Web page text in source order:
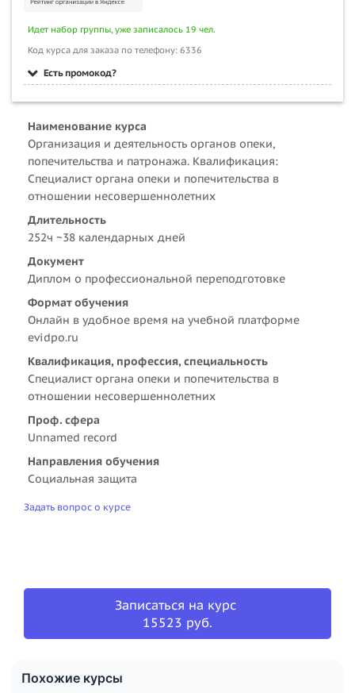
Идет набор группы, уже записалось 19 чел.
Код курса для заказа по телефону: 6336
Есть промокод?
Наименование курса
Организация и деятельность органов опеки,
попечительства и патронажа. Квалификация:
Специалист органа опеки и попечительства в
отношении несовершеннолетних
Длительность
252ч ~38 календарных дней
Документ
Диплом о профессиональной переподготовке
Формат обучения
Онлайн в удобное время на учебной платформе
evidpo.ru
Квалификация, профессия, специальность
Специалист органа опеки и попечительства в
отношении несовершеннолетних
Проф. сфера
Unnamed record
Направления обучения
Социальная защита
Задать вопрос о курсе
Записаться на курс
15523 руб.
Похожие курсы